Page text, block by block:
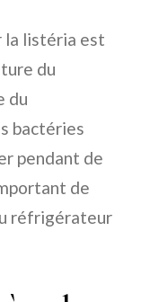
la listéria est
du
du
bactéries
pendant de
de
réfrigérateur